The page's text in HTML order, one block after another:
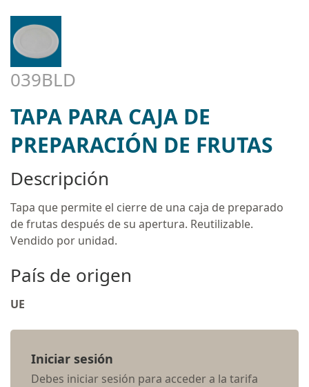
039BLD
TAPA PARA CAJA DE
PREPARACIÓN DE FRUTAS
Descripción
Tapa que permite el cierre de una caja de preparado
de frutas después de su apertura. Reutilizable.
Vendido por unidad.
País de origen
UE
Iniciar sesión
Debes iniciar sesión para acceder a la tarifa